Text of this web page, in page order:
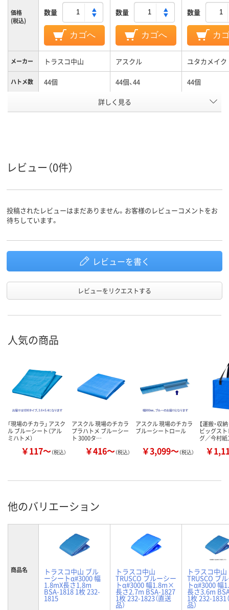
価格
(税込)
数量
カゴへ
数量
カゴへ
数量
カ
メーカー トラスコ中山 アスクル ユタカメイク
ハトメ数 44個 44個、44 44個
ブルー系
詳しく見る
レビュー（0件）
投稿されたレビューはまだありません。お客様のレビューコメントをお
待ちしています。
レビューを書く
レビューをリクエストする
人気の商品
「現場のチカラ」 アスク
ル ブルーシート（アル
ミハトメ）
￥117～（税込）
アスクル 現場のチカラ
プラハトメ ブルーシー
ト 3000タ…
￥416～（税込）
アスクル 現場のチカラ
ブルーシートロール
￥3,099～（税込）
【運搬・収
ビッグス
グ／今村紙
￥
他のバリエーション
商品名 トラスコ中山 ブル
ーシートα#3000 幅
1.8mX長さ1.8m
BSA-1818 1枚 232-
1815
トラスコ中山
TRUSCO ブルーシー
トα#3000 幅1.8m×
長さ2.7m BSA-1827
1枚 232-1823（直送
品）
トラスコ中山
TRUSCO ブ
トα#3000 幅
長さ3.6m
1枚 232-1831
品）